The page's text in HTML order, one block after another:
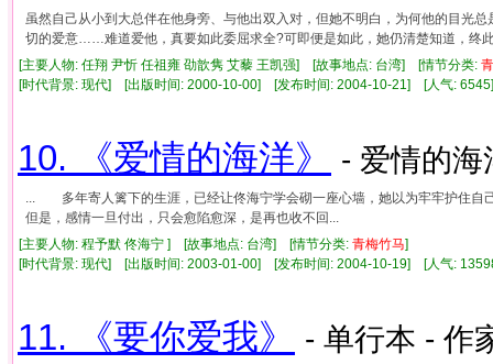
虽然自己从小到大总伴在他身旁、与他出双入对，但她不明白，为何他的目光
切的爱意……难道爱他，真要如此委屈求全?可即便是如此，她仍清楚知道，终
[主要人物: 任翔 尹忻 任祖雍 劭歆隽 艾藜 王凯强] [故事地点: 台湾] [情节分类: 青
[时代背景: 现代] [出版时间: 2000-10-00] [发布时间: 2004-10-21] [人气:
10. 《爱情的海洋》 - 爱情的
... 多年寄人篱下的生涯，已经让佟海宁学会砌一座心墙，她以为牢牢护住
但是，感情一旦付出，只会愈陷愈深，是再也收不回...
[主要人物: 程予默 佟海宁 ] [故事地点: 台湾] [情节分类: 青梅竹马]
[时代背景: 现代] [出版时间: 2003-01-00] [发布时间: 2004-10-19] [人气:
11. 《要你爱我》 - 单行本 - 作